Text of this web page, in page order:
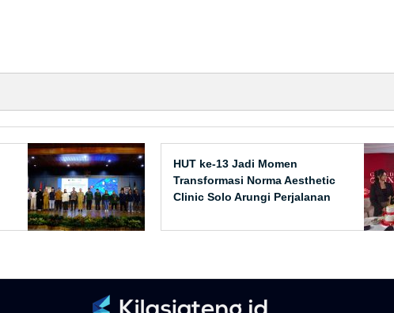
HUT ke-13 Jadi Momen
Transformasi Norma Aesthetic
Clinic Solo Arungi Perjalanan